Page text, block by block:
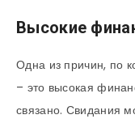
Высокие
Одна из причин, по
– это высокая
связано. Свидания